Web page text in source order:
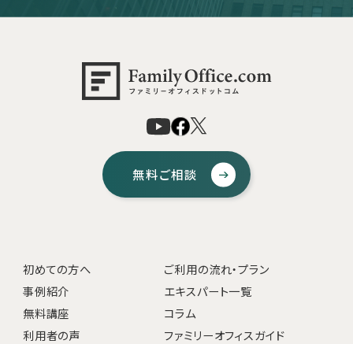
無料ご相談
初めての方へ
ご利用の流れ・プラン
事例紹介
エキスパート一覧
無料講座
コラム
利用者の声
ファミリーオフィスガイド